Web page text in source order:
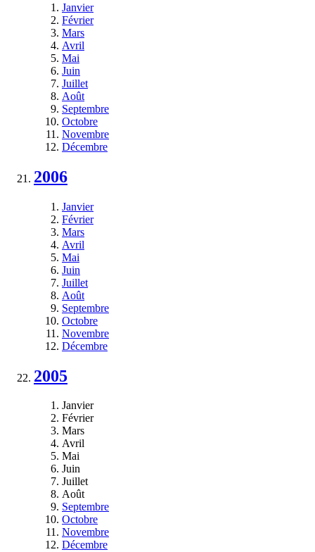
Janvier
Février
Mars
Avril
Mai
Juin
Juillet
Août
Septembre
Octobre
Novembre
Décembre
2006
Janvier
Février
Mars
Avril
Mai
Juin
Juillet
Août
Septembre
Octobre
Novembre
Décembre
2005
Janvier
Février
Mars
Avril
Mai
Juin
Juillet
Août
Septembre
Octobre
Novembre
Décembre